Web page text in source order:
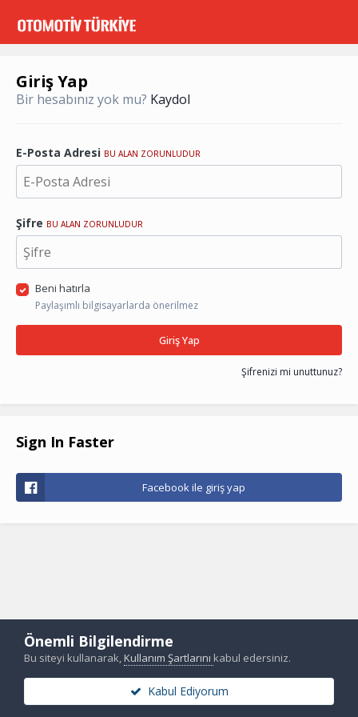
Giriş Yap
Bir hesabınız yok mu? Kaydol
E-Posta Adresi BU ALAN ZORUNLUDUR
Şifre BU ALAN ZORUNLUDUR
Beni hatırla
Paylaşımlı bilgisayarlarda önerilmez
Giriş Yap
Şifrenizi mi unuttunuz?
Sign In Faster
Facebook ile giriş yap
Önemli Bilgilendirme
Bu siteyi kullanarak,Kullanım Şartlarını kabul edersiniz.
Kabul Ediyorum